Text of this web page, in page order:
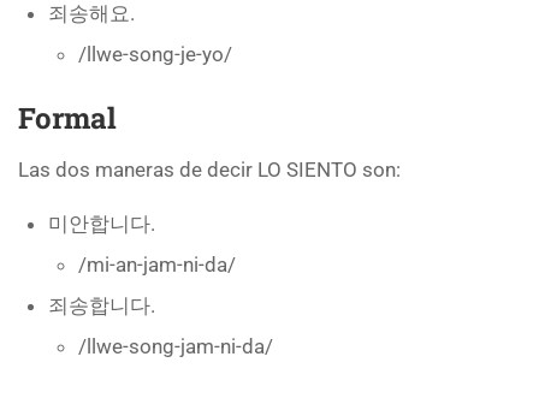
죄송해요.
/llwe-song-je-yo/
Formal
Las dos maneras de decir LO SIENTO son:
미안합니다.
/mi-an-jam-ni-da/
죄송합니다.
/llwe-song-jam-ni-da/